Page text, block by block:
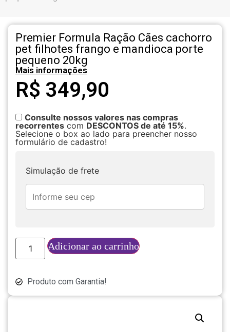
Premier Formula Ração Cães cachorro
pet filhotes frango e mandioca porte
pequeno 20kg
Mais informações
R$ 349,90
Consulte nossos valores nas compras
recorrentes com DESCONTOS de até 15%.
Selecione o box ao lado para preencher nosso
formulário de cadastro!
Simulação de frete
Adicionar ao carrinho
Produto com Garantia!